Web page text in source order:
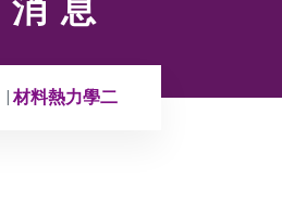
材料熱力學二